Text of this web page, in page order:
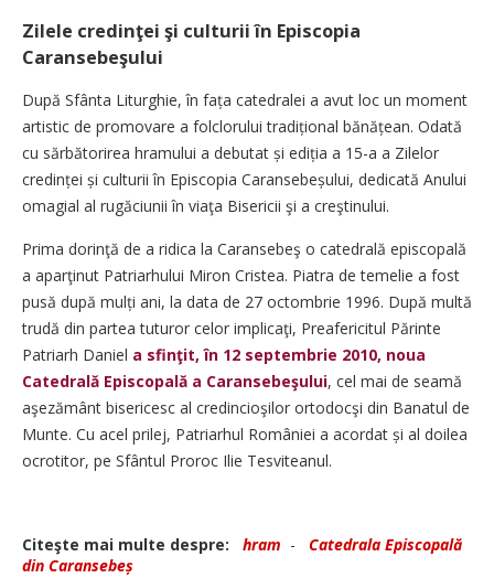
Zilele credinţei şi culturii în Episcopia
Caransebeşului
După Sfânta Liturghie, în fața catedralei a avut loc un moment
artistic de promovare a folclorului tradițional bănățean. Odată
cu sărbătorirea hramului a debutat și ediția a 15-a a Zilelor
credinței și culturii în Episcopia Caransebe­șului, dedicată Anului
omagial al rugăciunii în viaţa Bisericii şi a creştinului.
Prima dorinţă de a ridica la Caransebeş o catedrală episcopală
a aparţinut Patriarhului Miron Cristea. Piatra de temelie a fost
pusă după mulți ani, la data de 27 octombrie 1996. După multă
trudă din partea tuturor celor implicaţi, Preafericitul Părinte
Patriarh Daniel a sfinţit, în 12 septembrie 2010, noua
Catedrală Episcopală a Caransebeşului, cel mai de seamă
aşezământ bisericesc al credincioşilor ortodocşi din Banatul de
Munte. Cu acel prilej, Patriarhul României a acordat și al doilea
ocrotitor, pe Sfântul Proroc Ilie Tesviteanul.
Citeşte mai multe despre: hram - Catedrala Episcopală
din Caransebeș